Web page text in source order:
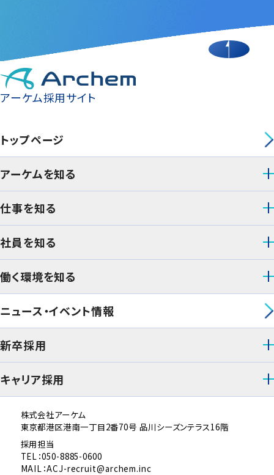
アーケム採用サイト
株式会社アーケム
東京都港区港南一丁目2番70号 品川シーズンテラス16階
採用担当
TEL：050-8885-0600
MAIL：ACJ-recruit@archem.inc
トップページ
アーケムを知る
仕事を知る
社員を知る
働く環境を知る
ニュース・イベント情報
新卒採用
キャリア採用